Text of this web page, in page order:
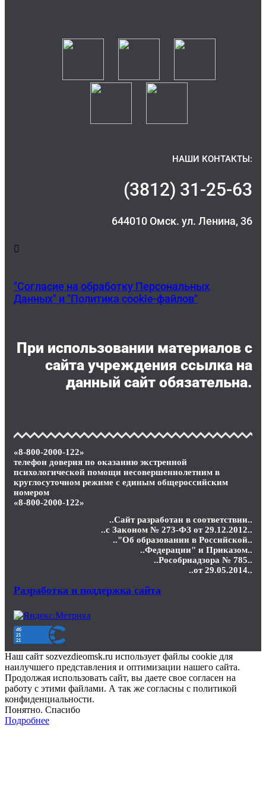
НАШИ КОНТАКТЫ:
(3812) 31-25-63
644010 Омск. ул. Ленина, 36
"Согласие на обработку Персональных
Данных" и "Политика cookie-файлов"
При использовании материалов c
сайта учреждения ссылка на
данный сайт обязательна.
«8-800-2000-122»
телефон доверия по оказанию экстренной
психологической помощи несовершеннолетним в
круглосуточном режиме с единым общероссийским
номером
«8-800-2000-122»
..Сайт разработан в соответствии..
..с Законом № 273-ФЗ от 29.12.2012..
.."Об образовании в Российской..
..Федерации" и Приказом..
..Рособрнадзора № 785..
..от 29.05.2014..
Разработка и поддержка сайта
Наш сайт sozvezdieomsk.ru использует файлы cookie для
наилучшего представления и оптимизации нашего сайта.
Продолжая использовать сайт, вы даете свое согласен на
работу с этими файлами. А так же согласны с политикой
конфиденциальности.
Понятно. Спасибо
Подробнее